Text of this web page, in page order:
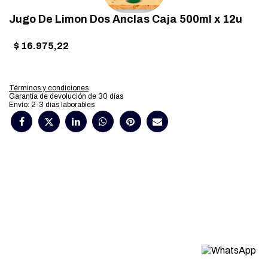
Jugo De Limon Dos Anclas Caja 500ml x 12u
$ 16.975,22
Términos y condiciones
Garantía de devolución de 30 días
Envío: 2-3 días laborables